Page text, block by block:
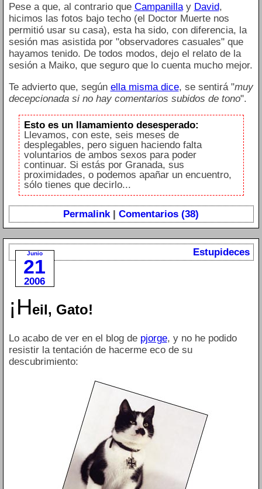
Pese a que, al contrario que Campanillay David,
hicimos las fotos bajo techo (el Doctor Muerte nos
permitió usar su casa), esta ha sido, con diferencia, la
sesión mas asistida por "observadores casuales" que
hayamos tenido. De todos modos, dejo el relato de la
sesión a Maiko, que seguro que lo cuenta mucho mejor.
Te advierto que, según ella misma dice, se sentirá "muy
decepcionada si no hay comentarios subidos de tono".
Esto es un llamamiento desesperado:
Llevamos, con este, seis meses de
desplegables, pero siguen haciendo falta
voluntarios de ambos sexos para poder
continuar. Si estás por Granada, sus
proximidades, o podemos apañar un encuentro,
sólo tienes que decirlo...
Permalink| Comentarios (38)
Junio
21
2006
Estupideces
¡Heil, Gato!
Lo acabo de ver en el blog de pjorge, y no he podido
resistir la tentación de hacerme eco de su
descubrimiento: